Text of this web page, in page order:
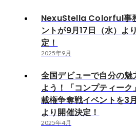
NexuStella Colorful事
ントが9月17日（水）よ
定！
2025年9月
全国デビューで自分の魅
よう！「コンプティーク
載権争奪戦イベントを3
より開催決定！
2025年4月